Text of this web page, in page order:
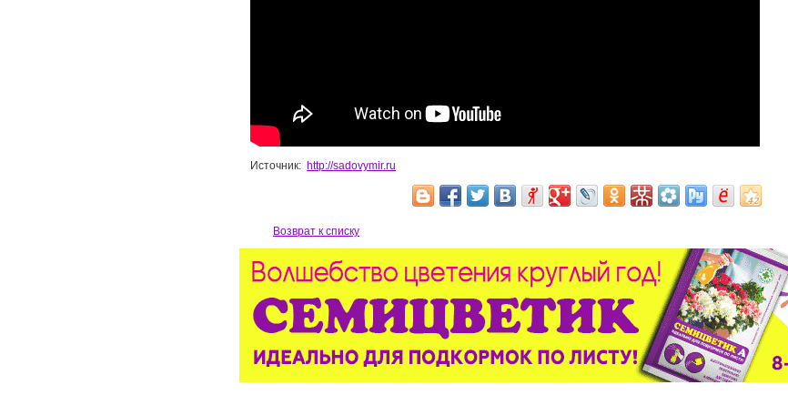
Источник: http://sadovymir.ru
Возврат к списку